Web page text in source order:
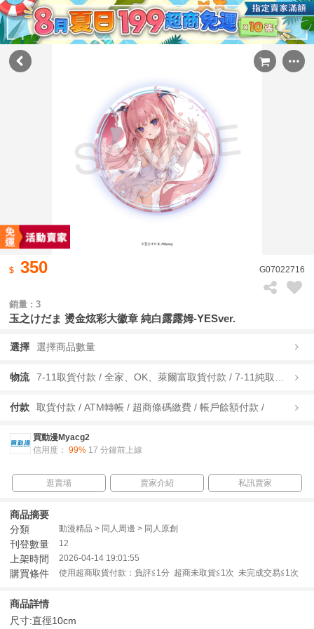
350 G07022716
銷量 : 3
玉之けだま 燙金炫彩大徽章 純白露露姆-YESver.
選擇 選擇商品數量
物流
付款 取貨付款 / ATM轉帳 / 超商條碼繳費 / 帳戶餘額付款 /
買動漫Myacg2
信用度： 99% 17 分鐘前上線
逛賣場 賣家介紹 私訊賣家
商品摘要
分類
動漫精品 > 同人周邊 > 同人原創
刊登數量 12
上架時間 2026-04-14 19:01:55
購買條件 使用超商取貨付款：負評≦1分 超商未取貨≦1次 未完成交易≦1次
商品詳情
尺寸:直徑10cm